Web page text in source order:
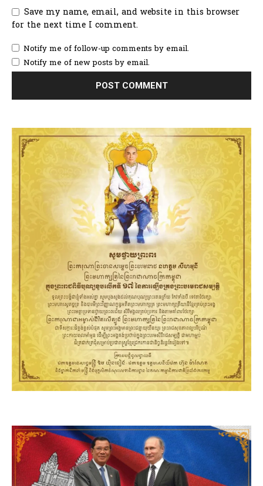
Save my name, email, and website in this browser
for the next time I comment.
Notify me of follow-up comments by email.
Notify me of new posts by email.